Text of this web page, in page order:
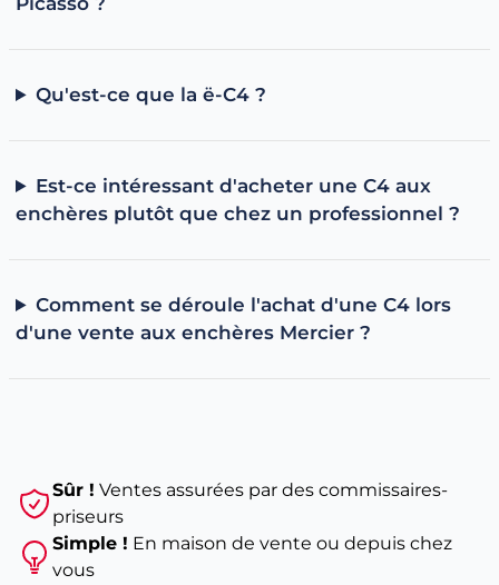
un usage principalement urbain, avec un coût
Toutes les Citroën d'occasion
Guide : comment connaître le modèle de sa voiture
Qu'est-ce que la ë-C4 ?
Est-ce intéressant d'acheter une C4 aux
enchères plutôt que chez un professionnel ?
Comment se déroule l'achat d'une C4 lors
d'une vente aux enchères Mercier ?
Sûr ! Ventes assurées par des commissaires-
priseurs
Simple ! En maison de vente ou depuis chez
vous